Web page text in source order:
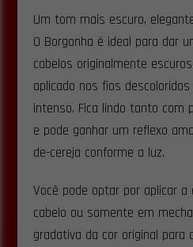
Um tom mais escuro,
O Borgonha é ideal para dar
cabelos originalmente
aplicado nos fios
intenso. Fica lindo tanto com
e pode ganhar um reflexo
de-cereja conforme a luz.
Você pode optar por aplicar
cabelo ou somente em
gradativa da cor original para